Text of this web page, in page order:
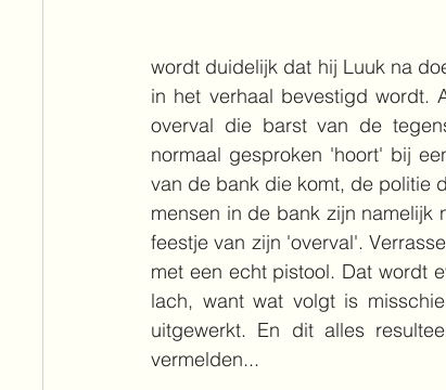
wordt duidelijk dat hij Luuk na
in het verhaal bevestigd wordt.
overval die barst van de
normaal gesproken 'hoort' bij
van de bank die komt, de politie
mensen in de bank zijn
feestje van zijn 'overval'.
met een echt pistool. Dat wordt
lach, want wat volgt is
uitgewerkt. En dit alles
vermelden...